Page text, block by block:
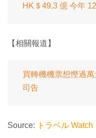
HK＄49.3 億 今年
【相關報道】
買轉機機票想慳過
司告
Source: トラベル Watch